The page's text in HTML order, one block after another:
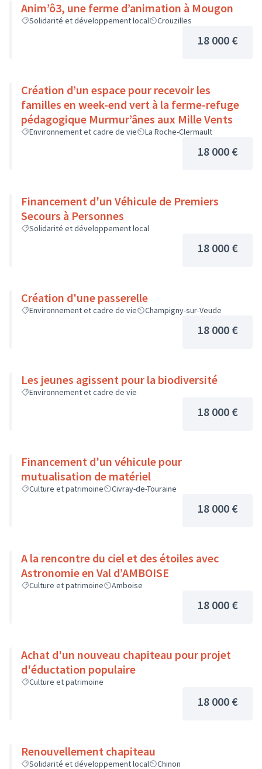
Anim’ô3, une ferme d’animation à Mougon
Solidarité et développement local Crouzilles
18 000 €
Création d’un espace pour recevoir les
familles en week-end vert à la ferme-refuge
pédagogique Murmur’ânes aux Mille Vents
Environnement et cadre de vie La Roche-Clermault
18 000 €
Financement d'un Véhicule de Premiers
Secours à Personnes
Solidarité et développement local
18 000 €
Création d'une passerelle
Environnement et cadre de vie Champigny-sur-Veude
18 000 €
Les jeunes agissent pour la biodiversité
Environnement et cadre de vie
18 000 €
Financement d'un véhicule pour
mutualisation de matériel
Culture et patrimoine Civray-de-Touraine
18 000 €
A la rencontre du ciel et des étoiles avec
Astronomie en Val d’AMBOISE
Culture et patrimoine Amboise
18 000 €
Achat d'un nouveau chapiteau pour projet
d'éductation populaire
Culture et patrimoine
18 000 €
Renouvellement chapiteau
Solidarité et développement local Chinon